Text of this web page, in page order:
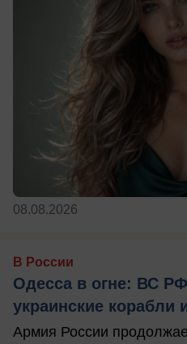
08.08.2026
В России
Одесса в огне: ВС
украинские корабли
Армия России